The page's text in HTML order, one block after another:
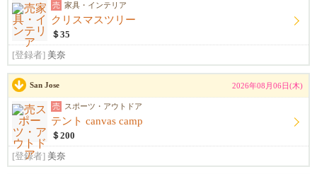
売 家具・インテリア
クリスマスツリー
＄35
[登録者] 美奈
San Jose 2026年08月06日(木)
売 スポーツ・アウトドア
テント canvas camp
＄200
[登録者] 美奈